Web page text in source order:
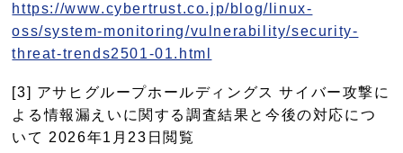
https://www.cybertrust.co.jp/blog/linux-
oss/system-monitoring/vulnerability/security-
threat-trends2501-01.html
[3] アサヒグループホールディングス サイバー攻撃に
よる情報漏えいに関する調査結果と今後の対応につ
いて 2026年1月23日閲覧